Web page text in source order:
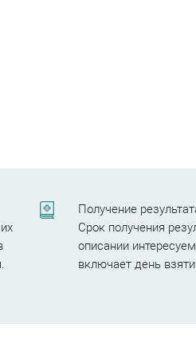
Получение
Срок получения
описании
включает день